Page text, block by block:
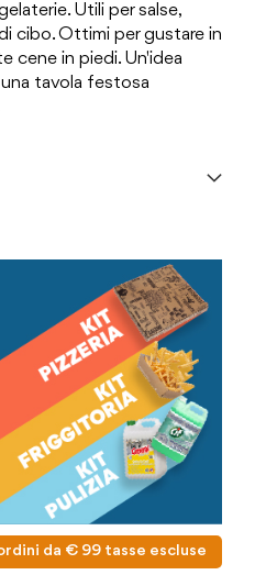
Utili per salse,
cibo. Ottimi per gustare in
cene in piedi. Un'idea
tavola festosa
da € 99 tasse escluse